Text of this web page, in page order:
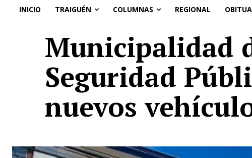
INICIO TRAIGUÉN COLUMNAS REGIONAL
Municipalidad
Seguridad
nuevos